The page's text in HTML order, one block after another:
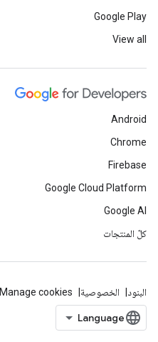
Google Play
View all
Android
Chrome
Firebase
Google Cloud Platform
Google AI
كلّ المنتجات
البنود الخصوصية Manage cookies